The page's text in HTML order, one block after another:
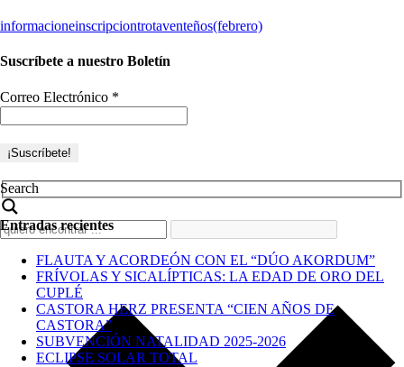
informacioneinscripciontrotaventeños(febrero)
Suscríbete a nuestro Boletín
Correo Electrónico *
Search
Entradas recientes
FLAUTA Y ACORDEÓN CON EL “DÚO AKORDUM”
FRÍVOLAS Y SICALÍPTICAS: LA EDAD DE ORO DEL
CUPLÉ
CASTORA HERZ PRESENTA “CIEN AÑOS DE
CASTORA”
SUBVENCIÓN NATALIDAD 2025-2026
ECLIPSE SOLAR TOTAL